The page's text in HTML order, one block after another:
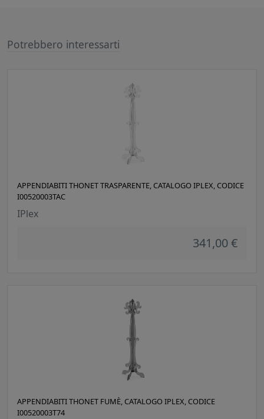
Potrebbero interessarti
APPENDIABITI THONET TRASPARENTE, CATALOGO IPLEX, CODICE
I00520003TAC
IPlex
341,00 €
APPENDIABITI THONET FUMÈ, CATALOGO IPLEX, CODICE
I00520003T74